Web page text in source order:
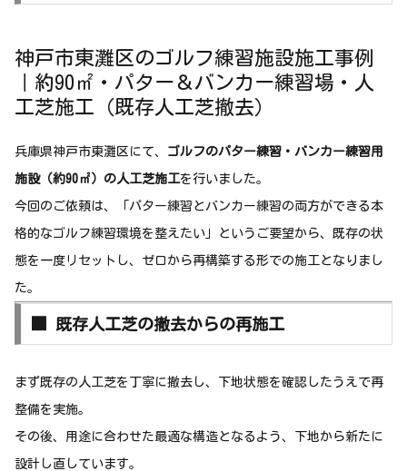
神戸市東灘区のゴルフ練習施設施工事例
｜約90㎡・パター＆バンカー練習場・人
工芝施工（既存人工芝撤去）
兵庫県神戸市東灘区にて、 ゴルフのパター練習・バンカー練習用
施設（約90㎡）の人工芝施工を行いました。
今回のご依頼は、「パター練習とバンカー練習の両方ができる本
格的なゴルフ練習環境を整えたい」というご要望から、既存の状
態を一度リセットし、ゼロから再構築する形での施工となりまし
た。
■ 既存人工芝の撤去からの再施工
まず既存の人工芝を丁寧に撤去し、下地状態を確認したうえで再
整備を実施。
その後、用途に合わせた最適な構造となるよう、下地から新たに
設計し直しています。